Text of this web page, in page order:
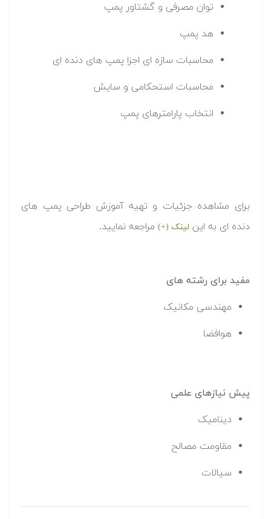
توان مصرفی و گشتاور پمپ
هد پمپ
محاسبات سازه ای اجزا پمپ های دنده ای
محاسبات استحکامی و سایش
انتخاب پارامترهای پمپ
برای مشاهده جزئیات و تهیه آموزش طراحی پمپ های
دنده ای به این لینک (+) مراجعه نمایید.
مفید برای رشته های
مهندسی مکانیک
هوافضا
پیش نیازهای علمی
دینامیک
مقاومت مصالح
سیالات